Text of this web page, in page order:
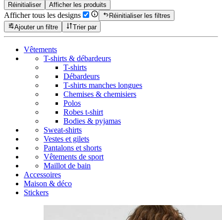
Réinitialiser Afficher les produits
Afficher tous les designs
Réinitialiser les filtres
Ajouter un filtre
Trier par
Vêtements
T-shirts & débardeurs
T-shirts
Débardeurs
T-shirts manches longues
Chemises & chemisiers
Polos
Robes t-shirt
Bodies & pyjamas
Sweat-shirts
Vestes et gilets
Pantalons et shorts
Vêtements de sport
Maillot de bain
Accessoires
Maison & déco
Stickers